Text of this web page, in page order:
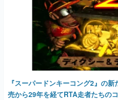
『スーパードンキーコング2』の
売から29年を経てRTA走者たちの